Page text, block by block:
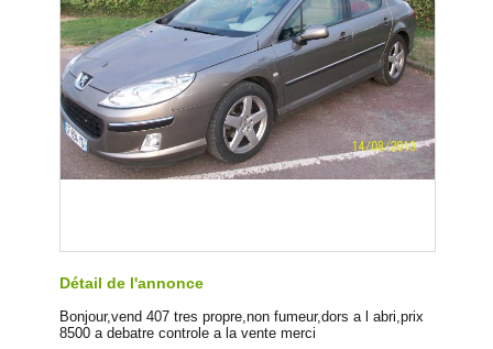
Détail de l'annonce
Bonjour,vend 407 tres propre,non fumeur,dors a l abri,prix
8500 a debatre controle a la vente merci